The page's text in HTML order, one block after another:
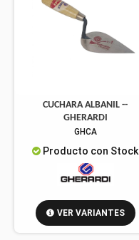
CUCHARA ALBANIL --
GHERARDI
GHCA
Producto con Stock
VER VARIANTES